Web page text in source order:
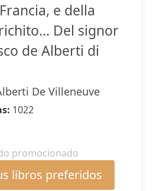
Francia, e della
Del signor
de Alberti di
De Villeneuve
1022
promocionado
libros preferidos